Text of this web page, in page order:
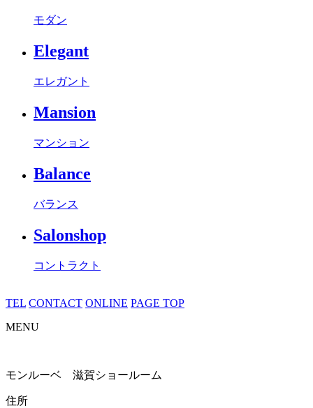
モダン
Elegant
エレガント
Mansion
マンション
Balance
バランス
Salonshop
コントラクト
TEL CONTACT ONLINE PAGE TOP
MENU
モンルーベ 滋賀ショールーム
住所